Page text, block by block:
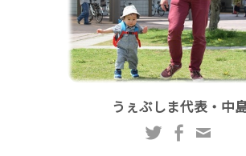
うぇぶしま代表・中